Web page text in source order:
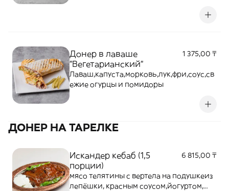
Донер в лаваше
"Вегетарианский"
1 375,00 ₸
Лаваш,капуста,морковь,лук,фри,соус,св
ежие огурцы и помидоры
ДОНЕР НА ТАРЕЛКЕ
Искандер кебаб (1,5
порции)
6 815,00 ₸
мясо телятины с вертела на подушкеиз
лепёшки, красным соусом,йогуртом,